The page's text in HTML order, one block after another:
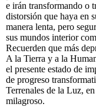
e irán transformando o
distorsión que haya en
manera lenta, pero
sus mundos interior
Recuerden que más
A la Tierra y a la
el presente estado de
de progreso
Terrenales de la Luz,
milagroso.